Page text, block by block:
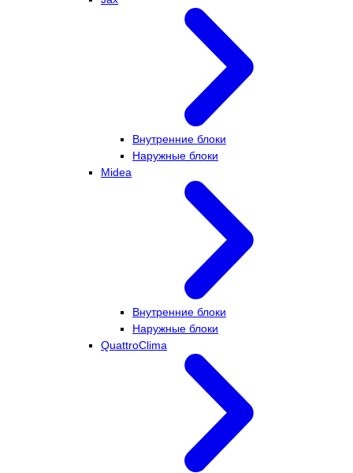
Внутренние блоки
Наружные блоки
Midea
Внутренние блоки
Наружные блоки
QuattroClima